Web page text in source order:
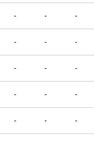
- - -
- - -
- - -
- - -
- - -